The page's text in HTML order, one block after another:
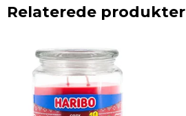
Relaterede produkter